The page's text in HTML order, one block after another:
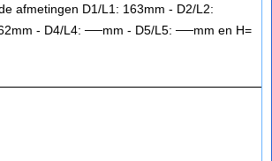
afmetingen D1/L1: 163mm - D2/L2:
- D4/L4: ──mm - D5/L5: ──mm en H=